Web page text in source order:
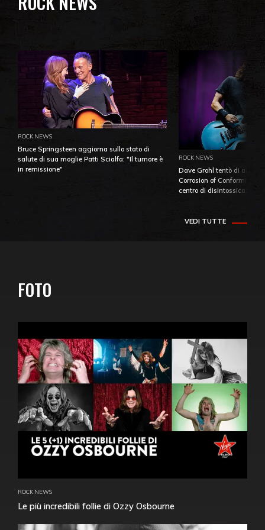
ROCK NEWS
Bruce Springsteen aggiorna sullo stato di
salute di sua moglie Patti Scialfa: "Il tumore è
in remissione"
ROCK NEWS
Dave Grohl tentò di
Corrosion of Conformity
centro di
VEDI TUTTE
FOTO
ROCK NEWS
Le più incredibili follie di Ozzy Osbourne